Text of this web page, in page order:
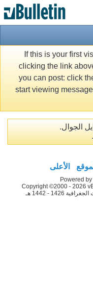
If this is your first
clicking the link
you can post: click
start viewing
الجوال.
.
الأعلى
Powered
Copyright ©2000 - 2026
- 1442 هـ